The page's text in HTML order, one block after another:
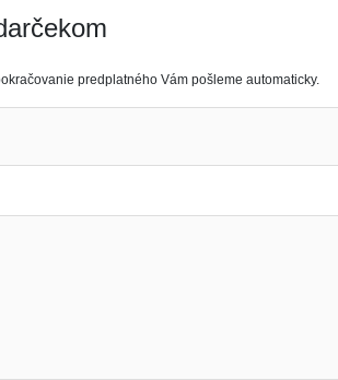
predplatného Vám pošleme automaticky.